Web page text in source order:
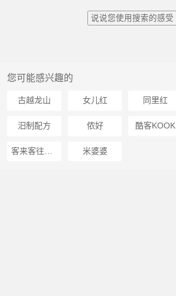
说说您使用搜索的感受
您可能感兴趣的
古越龙山 女儿红 同里红
汨制配方 侬好 酷客KOOK
米婆婆